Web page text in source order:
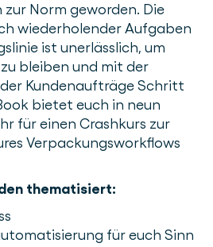
Norm geworden. Die
wiederholender Aufgaben
ist unerlässlich, um
bleiben und mit der
Kundenaufträge Schritt
bietet euch in neun
für einen Crashkurs zur
Verpackungsworkflows
thematisiert:
für euch Sinn